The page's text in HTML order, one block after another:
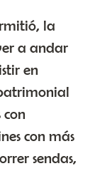
la
a andar
en
con más
sendas,